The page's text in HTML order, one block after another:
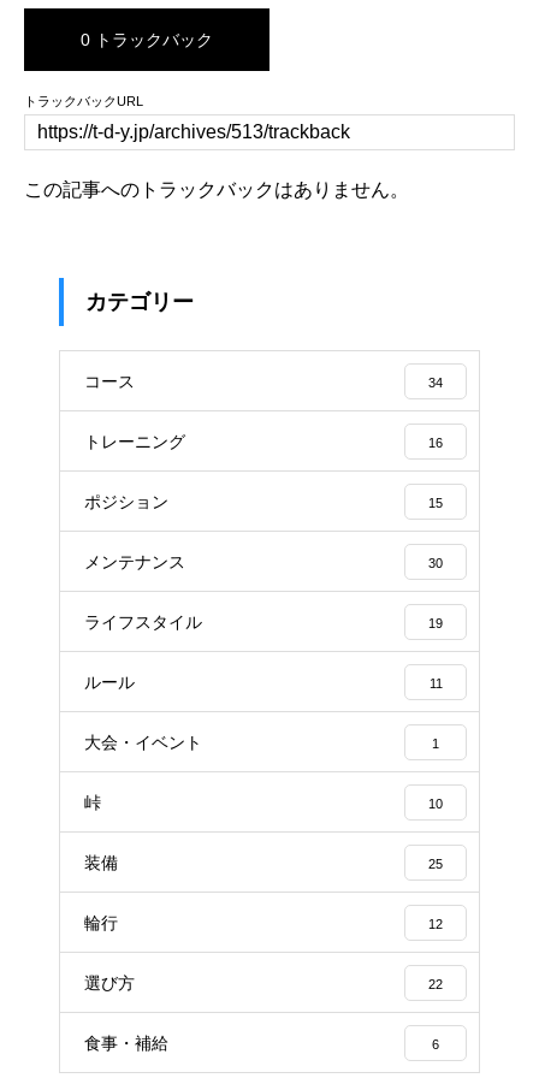
0 トラックバック
トラックバックURL
この記事へのトラックバックはありません。
カテゴリー
コース 34
トレーニング 16
ポジション 15
メンテナンス 30
ライフスタイル 19
ルール 11
大会・イベント 1
峠 10
装備 25
輪行 12
選び方 22
食事・補給 6